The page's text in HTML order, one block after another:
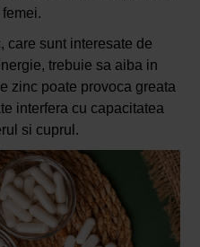
care sunt interesate de
trebuie sa aiba in
zinc poate provoca greata
interfera cu capacitatea
si cuprul.